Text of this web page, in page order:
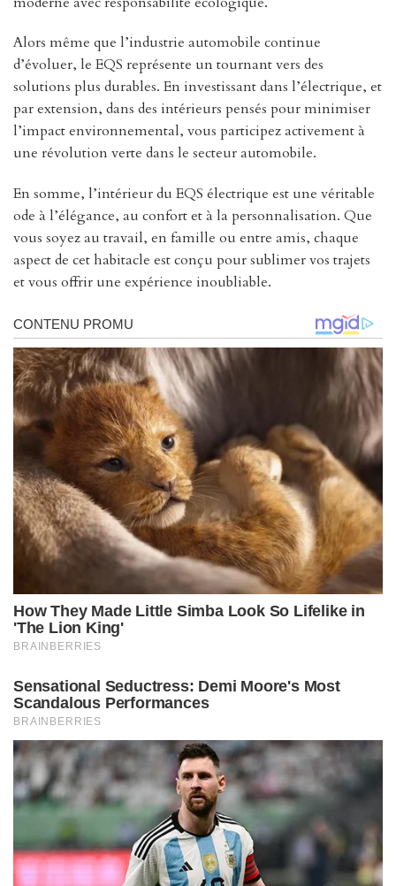
Alors même que l’industrie automobile continue
d’évoluer, le EQS représente un tournant vers des
solutions plus durables. En investissant dans l’électrique, et
par extension, dans des intérieurs pensés pour minimiser
l’impact environnemental, vous participez activement à
une révolution verte dans le secteur automobile.
En somme, l’intérieur du EQS électrique est une véritable
ode à l’élégance, au confort et à la personnalisation. Que
vous soyez au travail, en famille ou entre amis, chaque
aspect de cet habitacle est conçu pour sublimer vos trajets
et vous offrir une expérience inoubliable.